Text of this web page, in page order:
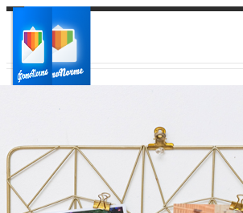
Ваш город:
Ваш регион доставки
Выберите из списка: